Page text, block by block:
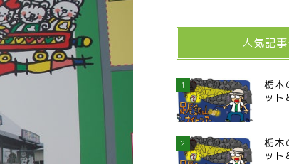
人気記
1
栃木
ット
2
栃木
ット